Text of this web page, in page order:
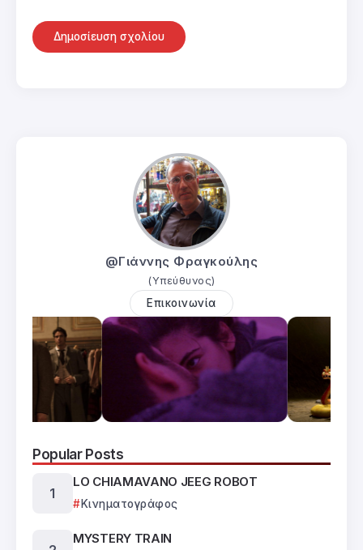
@Γιάννης Φραγκούλης
(Υπεύθυνος)
Επικοινωνία
Popular Posts
LO CHIAMAVANO JEEG ROBOT
Κινηματογράφος
MYSTERY TRAIN